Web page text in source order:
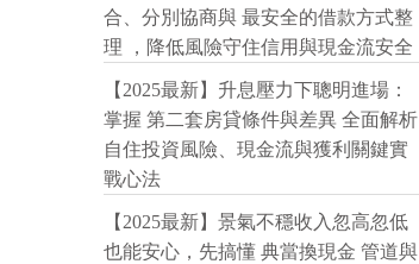
合、分別協商與 最安全的借款方式整
理 ，降低風險守住信用與現金流安全
【2025最新】升息壓力下聰明進場：
掌握 第二套房貸條件與差異 全面解析
自住投資風險、現金流與獲利關鍵實
戰心法
【2025最新】景氣不穩收入忽高忽低
也能安心，先搞懂 典當換現金 管道與